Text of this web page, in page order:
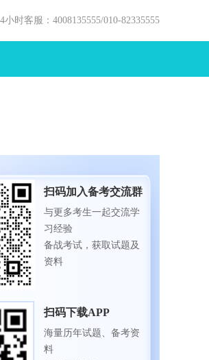
小时客服：4008135555/010-82335555
扫码加入备考交流群
与更多考生一起交流学
习经验
备战考试，获取试题及
资料
扫码下载APP
海量历年试题、备考资
料